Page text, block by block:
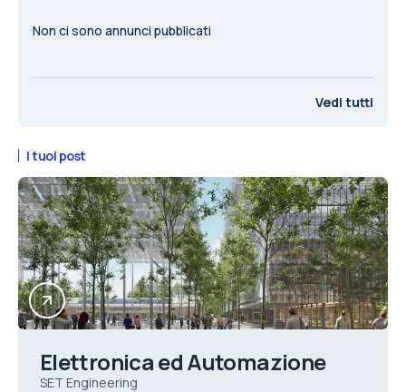
Non ci sono annunci pubblicati
Vedi tutti
I tuoi post
Elettronica ed Automazione
SET Engineering